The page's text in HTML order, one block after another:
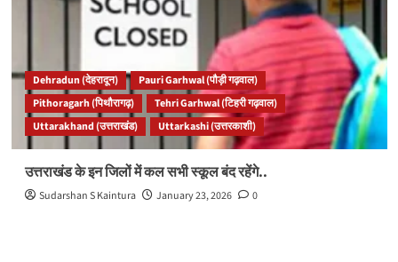
Dehradun (देहरादून)
Pauri Garhwal (पौड़ी गढ़वाल)
Pithoragarh (पिथौरागढ़)
Tehri Garhwal (टिहरी गढ़वाल)
Uttarakhand (उत्तराखंड)
Uttarkashi (उत्तरकाशी)
उत्तराखंड के इन जिलों में कल सभी स्कूल बंद रहेंगे..
Sudarshan S Kaintura January 23, 2026 0